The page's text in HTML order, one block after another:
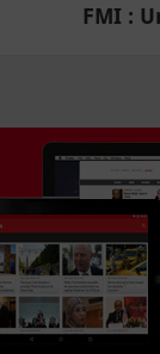
FMI :